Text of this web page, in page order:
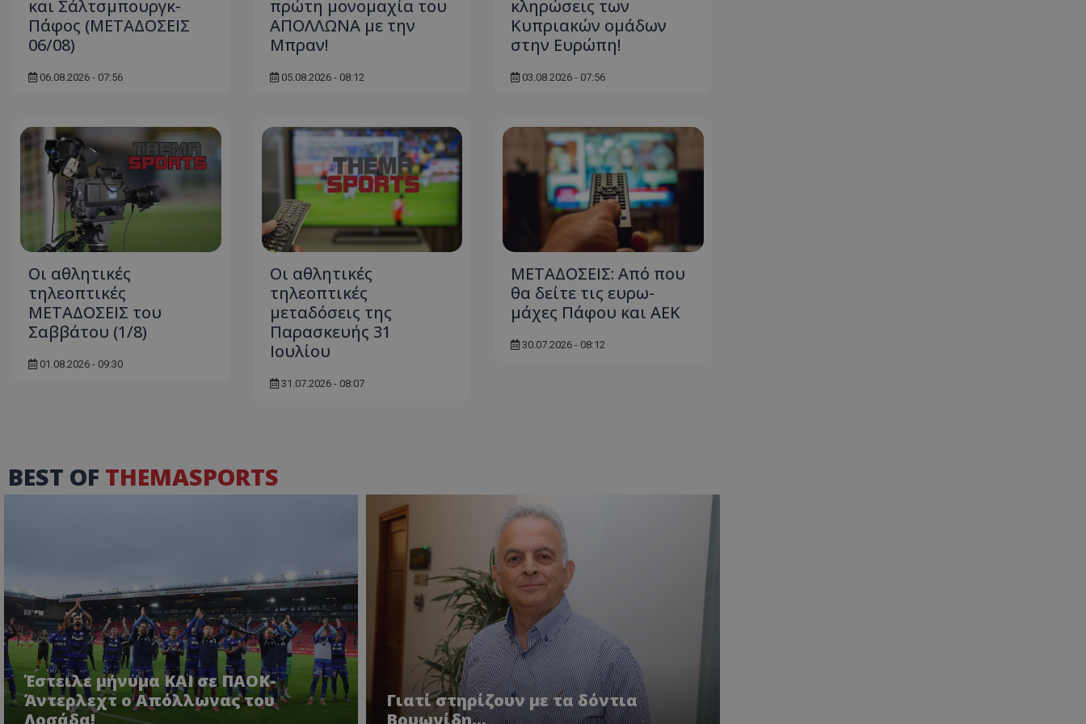
και Σάλτσμπουργκ-
Πάφος (ΜΕΤΑΔΟΣΕΙΣ
06/08)
06.08.2026 - 07:56
πρώτη μονομαχία του
ΑΠΟΛΛΩΝΑ με την
Μπραν!
05.08.2026 - 08:12
κληρώσεις των
Κυπριακών ομάδων
στην Ευρώπη!
03.08.2026 - 07:56
Οι αθλητικές
τηλεοπτικές
ΜΕΤΑΔΟΣΕΙΣ του
Σαββάτου (1/8)
01.08.2026 - 09:30
Οι αθλητικές
τηλεοπτικές
μεταδόσεις της
Παρασκευής 31
Ιουλίου
31.07.2026 - 08:07
ΜΕΤΑΔΟΣΕΙΣ: Από που
θα δείτε τις ευρω-
μάχες Πάφου και ΑΕΚ
30.07.2026 - 08:12
BEST OF THEMASPORTS
Έστειλε μήνυμα ΚΑΙ σε ΠΑΟΚ-
Άντερλεχτ ο Απόλλωνας του
Λοσάδα!
Γιατί στηρίζουν με τα δόντια
Βρυωνίδη…